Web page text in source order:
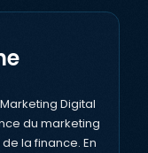
Marketing Digital
du marketing
la finance. En